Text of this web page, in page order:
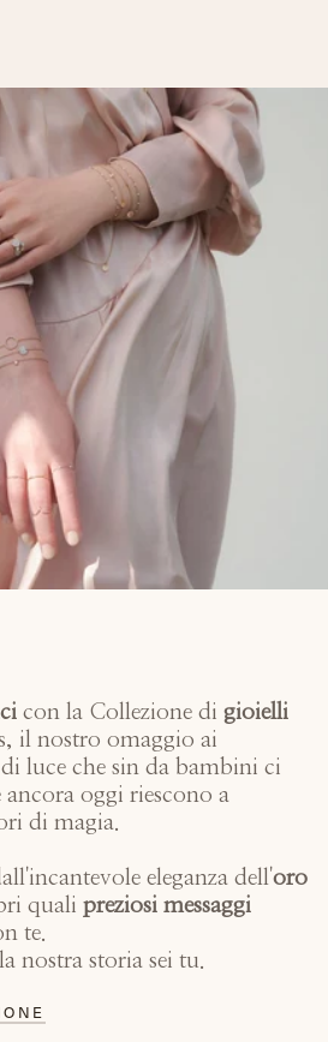
con la Collezione di gioielli
il nostro omaggio ai
luce che sin da bambini ci
ancora oggi riescono a
di magia.
eleganza dell'oro
quali preziosi messaggi
te.
nostra storia sei tu.